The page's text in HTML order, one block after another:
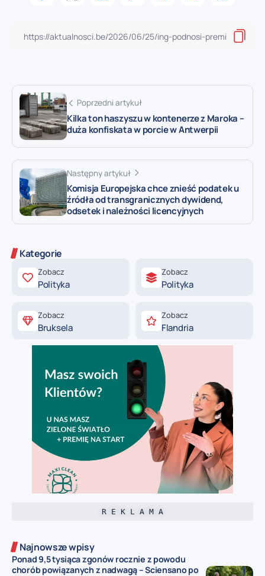
Poprzedni artykuł
Kilka ton haszyszu w kontenerze z Maroka –
duża konfiskata w porcie w Antwerpii
Następny artykuł
Komisja Europejska chce znieść podatek u
źródła od transgranicznych dywidend,
odsetek i należności licencyjnych
Kategorie
Zobacz
Polityka
Zobacz
Polityka
Zobacz
Bruksela
Zobacz
Flandria
R E K L A M A
Najnowsze wpisy
Ponad 9,5 tysiąca zgonów rocznie z powodu
chorób powiązanych z nadwagą – Sciensano po